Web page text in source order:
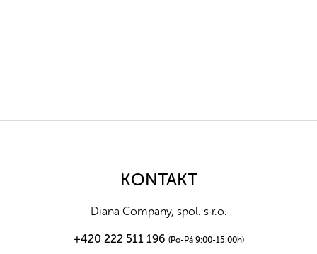
KONTAKT
Diana Company, spol. s r.o.
+420 222 511 196 (Po-Pá 9:00-15:00h)